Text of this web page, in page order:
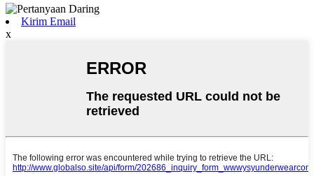
Kirim Email
x